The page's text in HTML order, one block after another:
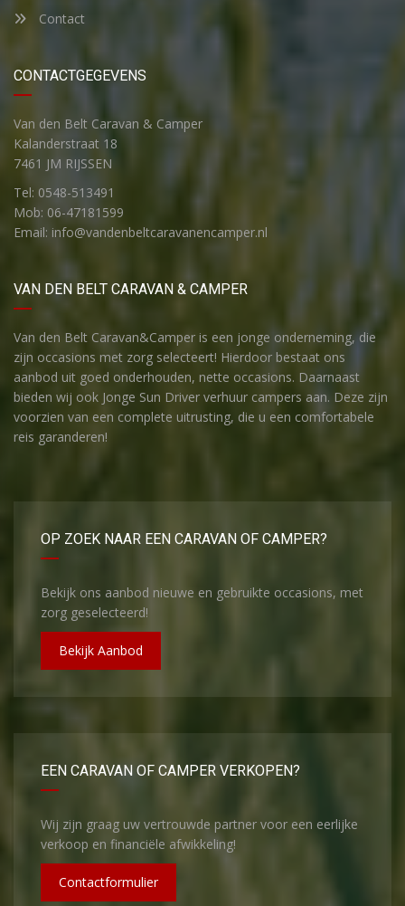
Contact
CONTACTGEGEVENS
Van den Belt Caravan & Camper
Kalanderstraat 18
7461 JM RIJSSEN
Tel: 0548-513491
Mob: 06-47181599
Email: info@vandenbeltcaravanencamper.nl
VAN DEN BELT CARAVAN & CAMPER
Van den Belt Caravan&Camper is een jonge onderneming, die
zijn occasions met zorg selecteert! Hierdoor bestaat ons
aanbod uit goed onderhouden, nette occasions. Daarnaast
bieden wij ook Jonge Sun Driver verhuur campers aan. Deze zijn
voorzien van een complete uitrusting, die u een comfortabele
reis garanderen!
OP ZOEK NAAR EEN CARAVAN OF CAMPER?
Bekijk ons aanbod nieuwe en gebruikte occasions, met
zorg geselecteerd!
Bekijk Aanbod
EEN CARAVAN OF CAMPER VERKOPEN?
Wij zijn graag uw vertrouwde partner voor een eerlijke
verkoop en financiële afwikkeling!
Contactformulier